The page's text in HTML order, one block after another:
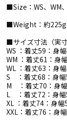
■Size：WS、WM
■Weight：約225g
■サイズ寸法（実寸
WS ：着丈59：身
WM ：着丈61：身
WL ：着丈63：身
S ：着丈68：身幅
M ：着丈70：身
L ：着丈72：身幅
XL ：着丈74：身
XXL：着丈76：身